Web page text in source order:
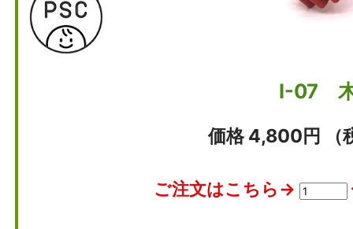
I-07 木
価格 4,800円 （
ご注文はこちら→